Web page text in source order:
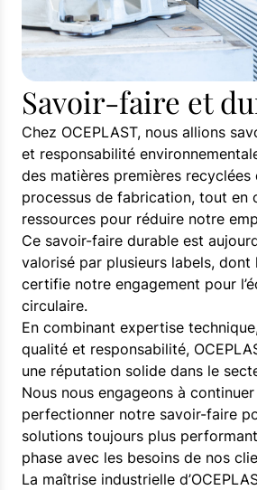
Savoir-faire et
Chez OCEPLAST, nous allions
et responsabilité
des matières premières recyclées
processus de fabrication, tout en
ressources pour réduire notre
Ce savoir-faire durable est
valorisé par plusieurs labels, dont
certifie notre engagement pour
circulaire.
En combinant expertise
qualité et responsabilité,
une réputation solide dans le
Nous nous engageons à
perfectionner notre savoir-faire
solutions toujours plus
phase avec les besoins de nos
La maîtrise industrielle